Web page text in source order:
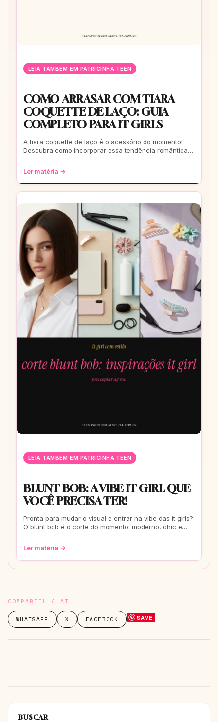
LEIA TAMBÉM EM PATRICINHA TEEN
COMO ARRASAR COM TIARA
COQUETTE DE LAÇO: GUIA
COMPLETO PARA IT GIRLS
A tiara coquette de laço é o acessório do momento!
Descubra como incorporar essa tendência romântica e
Ler matéria →
LEIA TAMBÉM EM PATRICINHA TEEN
BLUNT BOB: A VIBE IT GIRL QUE
VOCÊ PRECISA TER!
Pronta para mudar o visual e entrar na vibe das it girls?
O blunt bob é o corte do momento: moderno, chic e
Ler matéria →
COMPARTILHA AI
WHATSAPP X FACEBOOK SAVE
BUSCAR